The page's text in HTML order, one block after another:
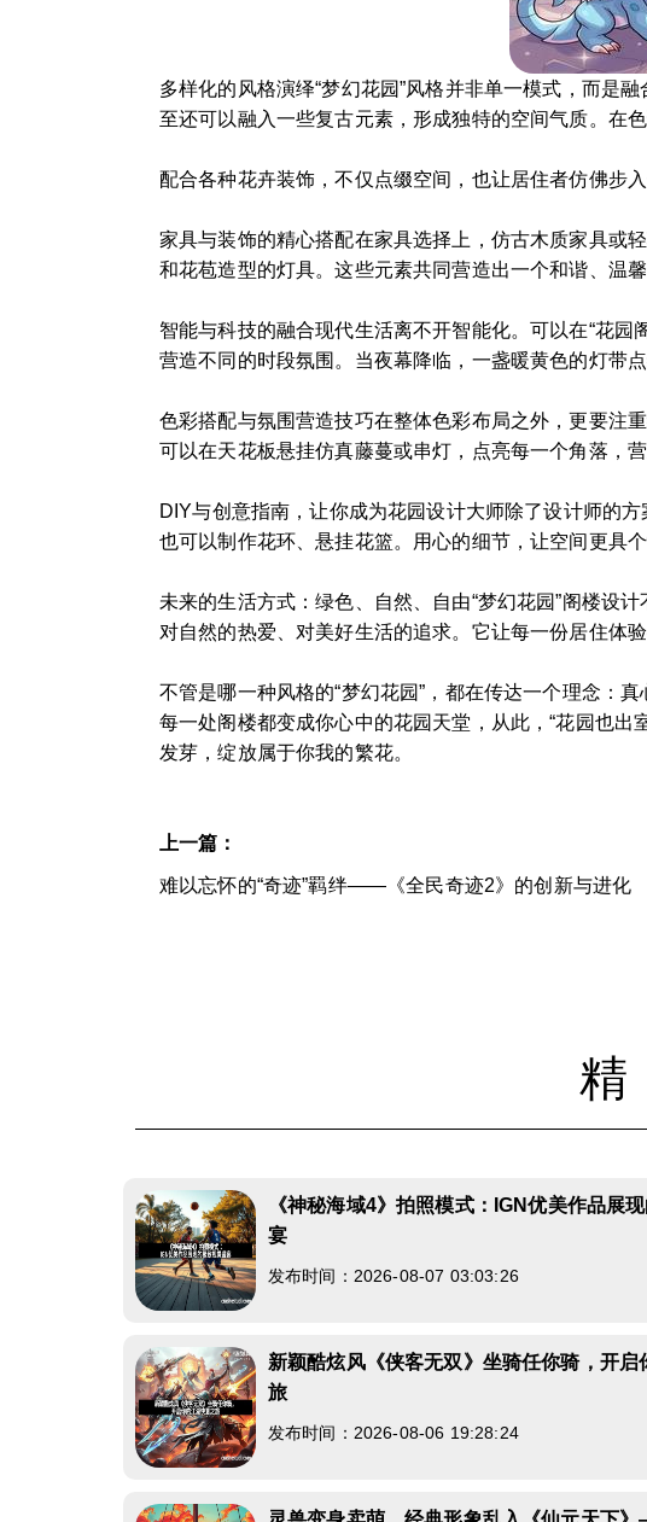
多样化的风格演绎“梦幻花园”风格并非单一模式，而是
至还可以融入一些复古元素，形成独特的空间气质。在
配合各种花卉装饰，不仅点缀空间，也让居住者仿佛步
家具与装饰的精心搭配在家具选择上，仿古木质家具或
和花苞造型的灯具。这些元素共同营造出一个和谐、温馨
智能与科技的融合现代生活离不开智能化。可以在“花
营造不同的时段氛围。当夜幕降临，一盏暖黄色的灯带
色彩搭配与氛围营造技巧在整体色彩布局之外，更要注
可以在天花板悬挂仿真藤蔓或串灯，点亮每一个角落，营
DIY与创意指南，让你成为花园设计大师除了设计师的
也可以制作花环、悬挂花篮。用心的细节，让空间更具个
未来的生活方式：绿色、自然、自由“梦幻花园”阁楼设
对自然的热爱、对美好生活的追求。它让每一份居住体
不管是哪一种风格的“梦幻花园”，都在传达一个理念：
每一处阁楼都变成你心中的花园天堂，从此，“花园也
发芽，绽放属于你我的繁花。
上一篇：
难以忘怀的“奇迹”羁绊——《全民奇迹2》的创新与进化
《神秘海域4》拍照模式：IGN优美作品展
宴
发布时间：2026-08-07 03:03:26
新颖酷炫风《侠客无双》坐骑任你骑，开启
旅
发布时间：2026-08-06 19:28:24